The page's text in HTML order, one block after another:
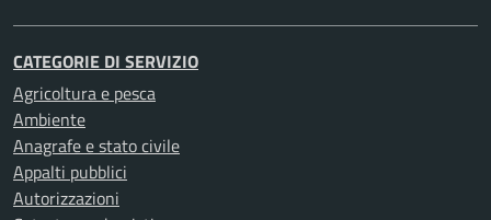
CATEGORIE DI SERVIZIO
Agricoltura e pesca
Ambiente
Anagrafe e stato civile
Appalti pubblici
Autorizzazioni